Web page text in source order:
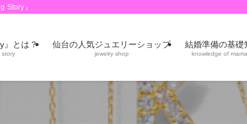
Story』
』とは？
story
仙台の人気ジュエリーショップ
jewelry shop
結婚準備の基礎
knowledge of